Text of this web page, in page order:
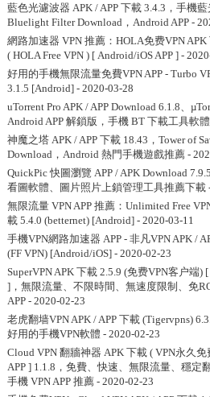
藍色光濾波器 APK / APP 下載 3.4.3，手機
Bluelight Filter Download，Android APP-
網路加速器 VPN 推薦：HOLA免费VPN APK
( HOLA Free VPN ) [ Android/iOS APP ]-
好用的手機無限流量免費VPN APP - Turbo
3.1.5 [Android]- 2020-03-28
uTorrent Pro APK / APP Download 6.1.8、
Android APP 解鎖版，手機 BT 下載工具軟體
神魔之塔 APK / APP 下載 18.43，Tower of
Download，Android 熱門手機遊戲推薦-
QuickPic 快圖瀏覽 APP / APK Download
看圖軟體、圖片照片上鎖管理工具推薦下載
無限流量 VPN APP 推薦：Unlimited Free
載 5.4.0 (betternet) [Android]- 2020-03-11
手機VPN網路加速器 APP - 非凡VPN APK /
(FF VPN) [Android/iOS]- 2020-02-23
SuperVPN APK 下載 2.5.9 (免费VPN客户端)
]，無限流量、不限時間、無速度限制、免
APP- 2020-02-23
老虎翻墙VPN APK / APP 下載 (Tigervpns)
好用的手機VPN軟體 - 2020-02-23
Cloud VPN 翻牆神器 APK 下載 ( VPN永久免
APP ] 1.1.8，免費、快速、無限流量、穩定
手機 VPN APP 推薦- 2020-02-23